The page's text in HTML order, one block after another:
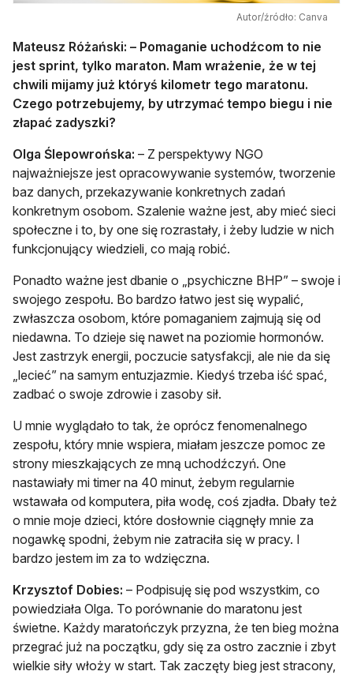
Autor/źródło: Canva
Mateusz Różański: – Pomaganie uchodźcom to nie
jest sprint, tylko maraton. Mam wrażenie, że w tej
chwili mijamy już któryś kilometr tego maratonu.
Czego potrzebujemy, by utrzymać tempo biegu i nie
złapać zadyszki?
Olga Ślepowrońska: – Z perspektywy NGO
najważniejsze jest opracowywanie systemów, tworzenie
baz danych, przekazywanie konkretnych zadań
konkretnym osobom. Szalenie ważne jest, aby mieć sieci
społeczne i to, by one się rozrastały, i żeby ludzie w nich
funkcjonujący wiedzieli, co mają robić.
Ponadto ważne jest dbanie o „psychiczne BHP” – swoje i
swojego zespołu. Bo bardzo łatwo jest się wypalić,
zwłaszcza osobom, które pomaganiem zajmują się od
niedawna. To dzieje się nawet na poziomie hormonów.
Jest zastrzyk energii, poczucie satysfakcji, ale nie da się
„lecieć” na samym entuzjazmie. Kiedyś trzeba iść spać,
zadbać o swoje zdrowie i zasoby sił.
U mnie wyglądało to tak, że oprócz fenomenalnego
zespołu, który mnie wspiera, miałam jeszcze pomoc ze
strony mieszkających ze mną uchodźczyń. One
nastawiały mi timer na 40 minut, żebym regularnie
wstawała od komputera, piła wodę, coś zjadła. Dbały też
o mnie moje dzieci, które dosłownie ciągnęły mnie za
nogawkę spodni, żebym nie zatraciła się w pracy. I
bardzo jestem im za to wdzięczna.
Krzysztof Dobies: – Podpisuję się pod wszystkim, co
powiedziała Olga. To porównanie do maratonu jest
świetne. Każdy maratończyk przyzna, że ten bieg można
przegrać już na początku, gdy się za ostro zacznie i zbyt
wielkie siły włoży w start. Tak zaczęty bieg jest stracony,